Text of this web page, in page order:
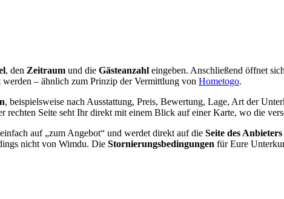
, den Zeitraum und die Gästeanzahl eingeben. Anschließend öffnet
– ähnlich zum Prinzip der Vermittlung von Hometogo.
, beispielsweise nach Ausstattung, Preis, Bewertung, Lage, Art der
Seite seht Ihr direkt mit einem Blick auf einer Karte, wo die
auf „zum Angebot“ und werdet direkt auf die Seite des Anbieters
nicht von Wimdu. Die Stornierungsbedingungen für Eure